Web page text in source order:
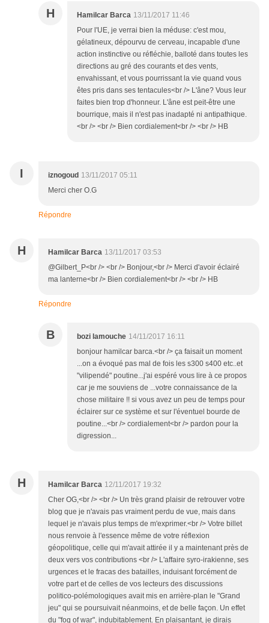
H Hamilcar Barca 13/11/2017 11:46
Pour l'UE, je verrai bien la méduse: c'est mou,
gélatineux, dépourvu de cerveau, incapable d'une
action instinctive ou réfléchie, balloté dans toutes les
directions au gré des courants et des vents,
envahissant, et vous pourrissant la vie quand vous
êtes pris dans ses tentacules<br /> L'âne? Vous leur
faites bien trop d'honneur. L'âne est peit-être une
bourrique, mais il n'est pas inadapté ni antipathique.
<br /> <br /> Bien cordialement<br /> <br /> HB
I iznogoud 13/11/2017 05:11
Merci cher O.G
Répondre
H Hamilcar Barca 13/11/2017 03:53
@Gilbert_P<br /> <br /> Bonjour,<br /> Merci d'avoir éclairé
ma lanterne<br /> Bien cordialement<br /> <br /> HB
Répondre
B bozi lamouche 14/11/2017 16:11
bonjour hamilcar barca.<br /> ça faisait un moment
...on a évoqué pas mal de fois les s300 s400 etc..et
"vilipendé" poutine...j'ai espéré vous lire à ce propos
car je me souviens de ...votre connaissance de la
chose militaire !! si vous avez un peu de temps pour
éclairer sur ce système et sur l'éventuel bourde de
poutine...<br /> cordialement<br /> pardon pour la
digression...
H Hamilcar Barca 12/11/2017 19:32
Cher OG,<br /> <br /> Un très grand plaisir de retrouver votre
blog que je n'avais pas vraiment perdu de vue, mais dans
lequel je n'avais plus temps de m'exprimer.<br /> Votre billet
nous renvoie à l'essence même de votre réflexion
géopolitique, celle qui m'avait attirée il y a maintenant près de
deux vers vos contributions <br /> L'affaire syro-irakienne, ses
urgences et le fracas des batailles, induisant forcément de
votre part et de celles de vos lecteurs des discussions
politico-polémologiques avait mis en arrière-plan le "Grand
jeu" qui se poursuivait néanmoins, et de belle façon. Un effet
du "fog of war", indubitablement. En plaisantant, je dirais